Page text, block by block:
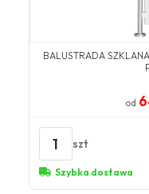
BALUSTRADA
od
1 szt
Szybka dostawa